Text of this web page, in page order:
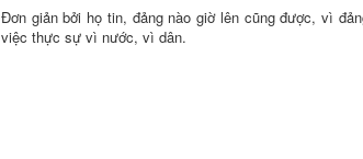
Đơn giản bởi họ tin, đảng nào giờ lên cũng được, vì
việc thực sự vì nước, vì dân.